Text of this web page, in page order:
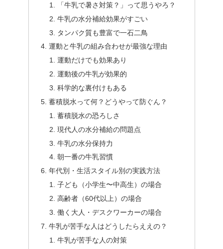
「牛乳で暑さ対策？」って思うやろ？
牛乳の水分補給効果がすごい
タンパク質も豊富で一石二鳥
運動と牛乳の組み合わせが最強な理由
運動だけでも効果あり
運動後の牛乳が効果的
科学的な裏付けもある
蓄積脱水って何？どうやって防ぐん？
蓄積脱水の恐ろしさ
現代人の水分補給の問題点
牛乳の水分保持力
朝一番の牛乳習慣
年代別・生活スタイル別の実践方法
子ども（小学生〜中高生）の場合
高齢者（60代以上）の場合
働く大人・デスクワーカーの場合
牛乳が苦手な人はどうしたらええの？
牛乳が苦手な人の対策